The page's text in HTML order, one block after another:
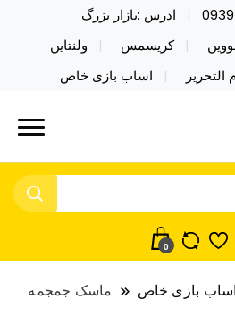
ادرس :بازار بزرگ
کریسمس
ولنتاین
التحریر اساب بازی خاص
عمده لوازم هالووین
کریسمس اکسسوری
اسباب بازی تراول ماگ نایکر
ولن تاین کادویی
در واردات مستقیم
0
اساب بازی خاص
ماسک جمجمه